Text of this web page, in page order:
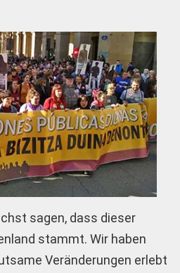
sagen, dass dieser
stammt. Wir haben
Veränderungen erlebt